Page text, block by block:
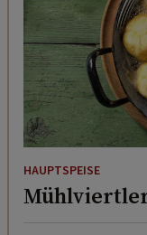
HAUPTSPEISE